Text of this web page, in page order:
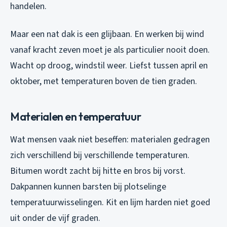
handelen.
Maar een nat dak is een glijbaan. En werken bij wind
vanaf kracht zeven moet je als particulier nooit doen.
Wacht op droog, windstil weer. Liefst tussen april en
oktober, met temperaturen boven de tien graden.
Materialen en temperatuur
Wat mensen vaak niet beseffen: materialen gedragen
zich verschillend bij verschillende temperaturen.
Bitumen wordt zacht bij hitte en bros bij vorst.
Dakpannen kunnen barsten bij plotselinge
temperatuurwisselingen. Kit en lijm harden niet goed
uit onder de vijf graden.